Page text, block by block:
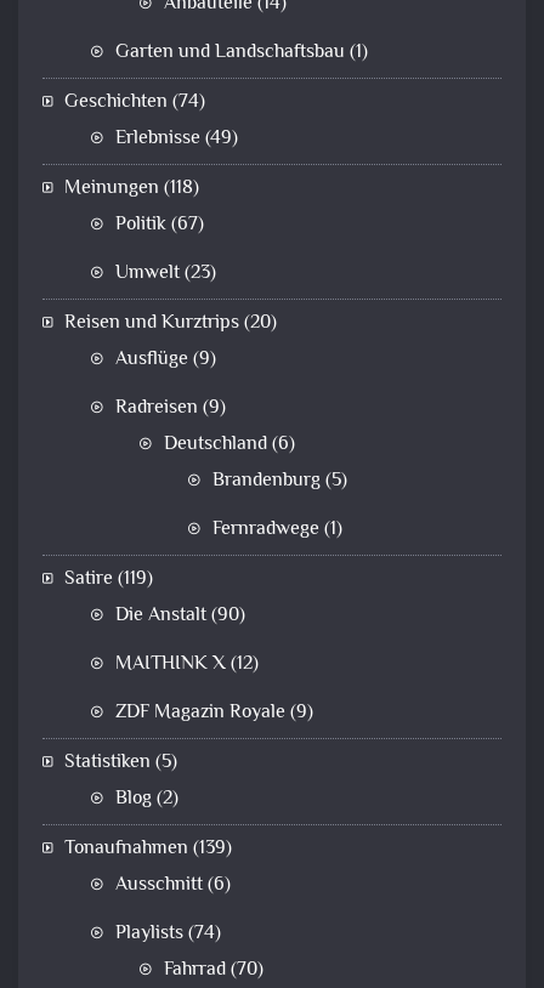
Garten und Landschaftsbau (1)
Geschichten (74)
Erlebnisse (49)
Meinungen (118)
Politik(67)
Umwelt(23)
Reisen und Kurztrips(20)
Ausflüge (9)
Radreisen (9)
Deutschland(6)
Brandenburg(5)
Fernradwege (1)
Satire (119)
Die Anstalt(90)
MAITHINK X(12)
ZDF Magazin Royale (9)
Statistiken (5)
Blog(2)
Tonaufnahmen (139)
Ausschnitt(6)
Playlists(74)
Fahrrad(70)